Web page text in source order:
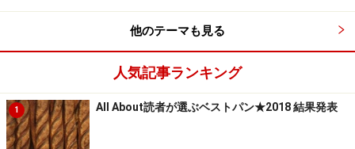
ル・サティネ ／ ル・サロン・プリべ （ガ
ーデンプラザA 2階）12月オープン予定
左から成田シェフ、笹川シェフ、山内シェフ
他のテーマも見る
人気記事ランキング
1 All About読者が選ぶベストパン★2018 結果発表